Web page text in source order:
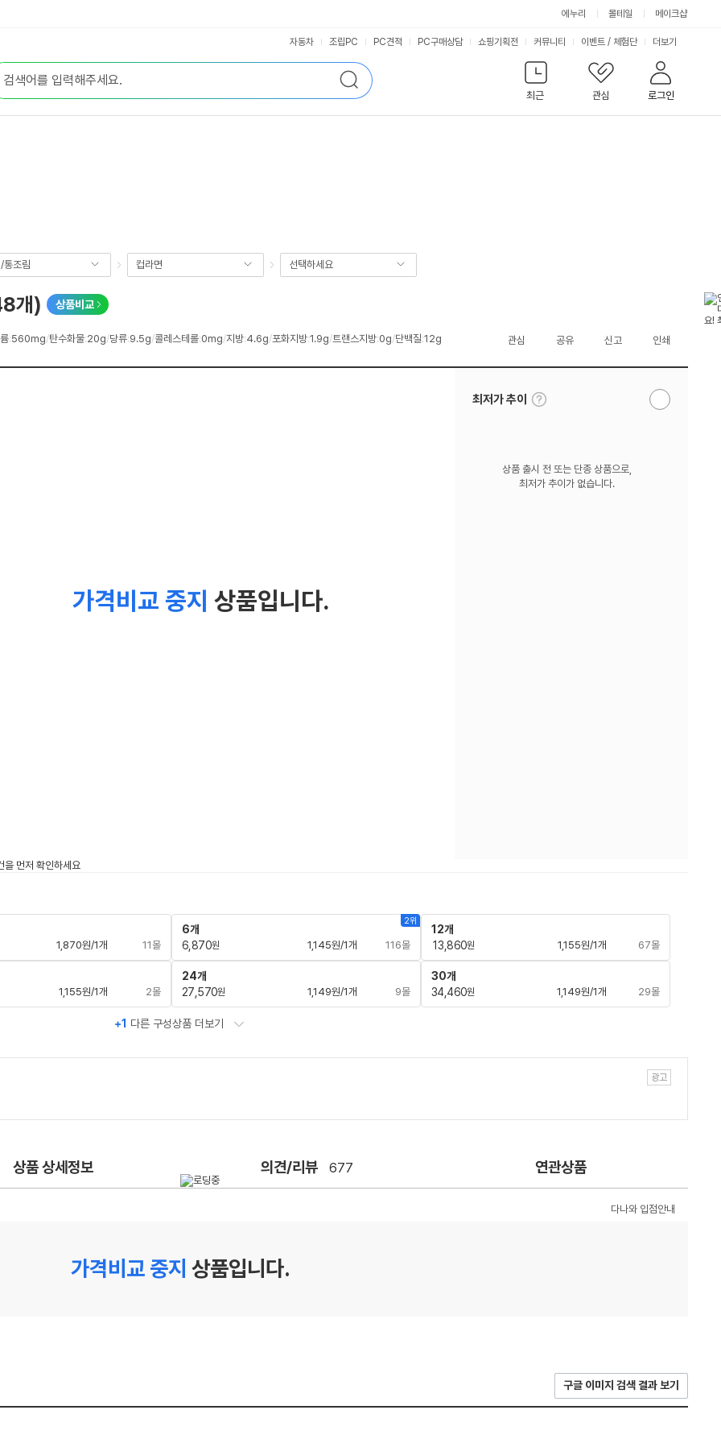
에누리 몰테일 메이크샵
검
색
최근
관심 로그인
자동차 조립PC PC견적 PC구매상담 쇼핑기획전 커뮤니티 이벤트 / 체험단 서
비
스
더보기
통조림 컵라면 선택하세요
개) 상품비교
:560mg/탄수화물:20g/당류:9.5g/콜레스테롤:0mg/지방:4.6g/포화지방:1.9g/트랜스지방:0g/단백질:12g 관심 공유 신고 인쇄
가격비교 중지 상품입니다.
최저가 추이
툴
팁
알
상품 출시 전 또는 단종 상품으로,
최저가 추이가 없습니다.
1,870원/1개 11몰
2위
6개
6,870원 1,145원/1개 116몰
12개
13,860원 1,155원/1개 67몰
1,155원/1개 2몰
24개
27,570원 1,149원/1개 9몰
30개
34,460원 1,149원/1개 29몰
+1 다른 구성상품 더보기
상품 상세정보 의견/리뷰 677 연관상품
다나와 입점안내
가격비교 중지 상품입니다.
구글 이미지 검색 결과 보기